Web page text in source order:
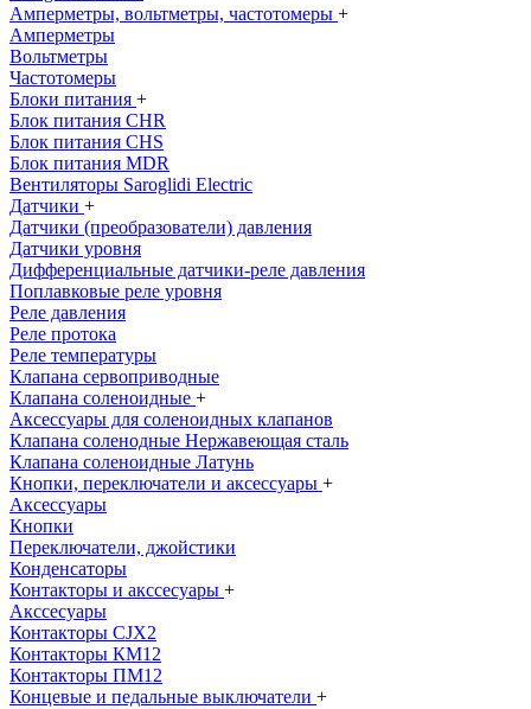
Амперметры, вольтметры, частотомеры +
Амперметры
Вольтметры
Частотомеры
Блоки питания +
Блок питания CHR
Блок питания CHS
Блок питания MDR
Вентиляторы Saroglidi Electric
Датчики +
Датчики (преобразователи) давления
Датчики уровня
Дифференциальные датчики-реле давления
Поплавковые реле уровня
Реле давления
Реле протока
Реле температуры
Клапана сервоприводные
Клапана соленоидные +
Аксессуары для соленоидных клапанов
Клапана соленодные Нержавеющая сталь
Клапана соленоидные Латунь
Кнопки, переключатели и аксессуары +
Аксессуары
Кнопки
Переключатели, джойстики
Конденсаторы
Контакторы и акссесуары +
Акссесуары
Контакторы CJX2
Контакторы КМ12
Контакторы ПМ12
Концевые и педальные выключатели +